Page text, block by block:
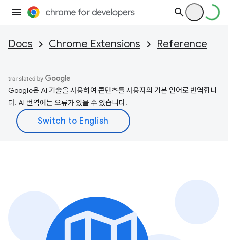
Docs Chrome Extensions Reference
Google은 AI 기술을 사용하여 콘텐츠를 사용자의 기본 언어로 번역합니
다. AI 번역에는 오류가 있을 수 있습니다.